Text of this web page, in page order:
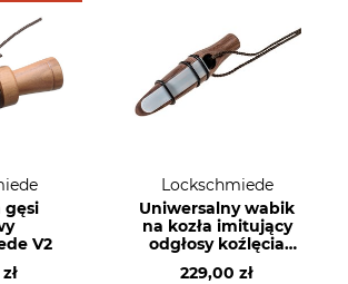
gęsi
V2
Lockschmiede
Uniwersalny wabik
na kozła imitujący
odgłosy koźlęcia
Lockschmiede
229,00 zł